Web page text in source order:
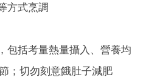
方式烹調
包括考量熱量攝入、營養均
；切勿刻意餓肚子減肥